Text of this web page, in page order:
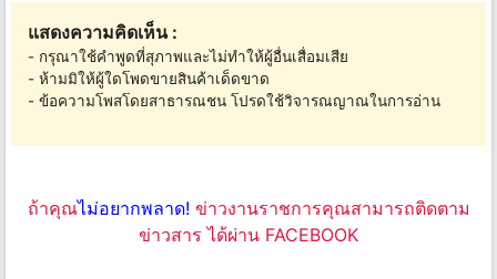
แสดงความคิดเห็น :
- กรุณาใช้คำพูดที่สุภาพและไม่ทำให้ผู้อื่นเสื่อมเสีย
- ห้ามมิให้ผู้ใดโพดขายสินค้าเด็ดขาด
- ข้อความโพสโดยสาธารณชน โปรดใช้วิจารณญาณในการอ่าน
ถ้าคุณไม่อยากพลาด! ข่าวงานราชการคุณสามารถติดตาม
ข่าวสาร ได้ผ่าน FACEBOOK